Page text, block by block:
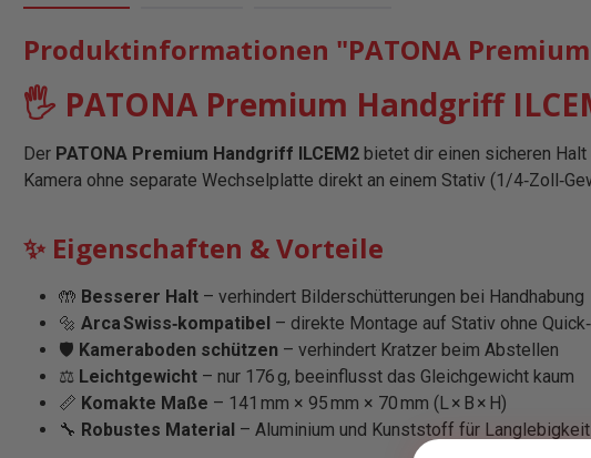
Produktinformationen "PATONA
🖐️ PATONA Premium Handgriff
Der PATONA Premium Handgriff ILCEM2 bietet dir einen sicheren
Kamera ohne separate Wechselplatte direkt an einem Stativ (1/
✨ Eigenschaften & Vorteile
🤲 Besserer Halt – verhindert Bilderschütterungen bei Handhabung
🔩 Arca Swiss‑kompatibel – direkte Montage auf Stativ ohne
🛡️ Kameraboden schützen – verhindert Kratzer beim Abstellen
⚖️ Leichtgewicht – nur 176 g, beeinflusst das Gleichgewicht kaum
📏 Komakte Maße – 141 mm × 95 mm × 70 mm (L × B × H)
🔧 Robustes Material – Aluminium und Kunststoff für Langlebigkeit